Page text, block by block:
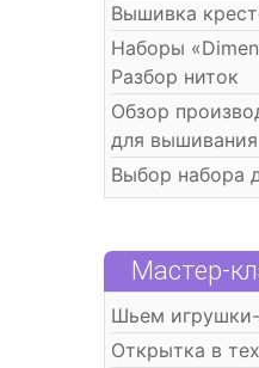
Вышивка
Наборы
Разбор ниток
Обзор
для вышивания
Выбор набора
Мастер-
Шьем
Открытка в